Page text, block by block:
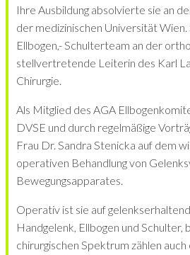
Ihre Ausbildung absolvierte sie an
der medizinischen Universität
Ellbogen,- Schulterteam an der
stellvertretende Leiterin des Karl
Chirurgie.
Als Mitglied des AGA
DVSE und durch regelmäßige
Frau Dr. Sandra Stenicka auf dem
operativen Behandlung von
Bewegungsapparates.
Operativ ist sie auf
Handgelenk, Ellbogen und
chirurgischen Spektrum zählen